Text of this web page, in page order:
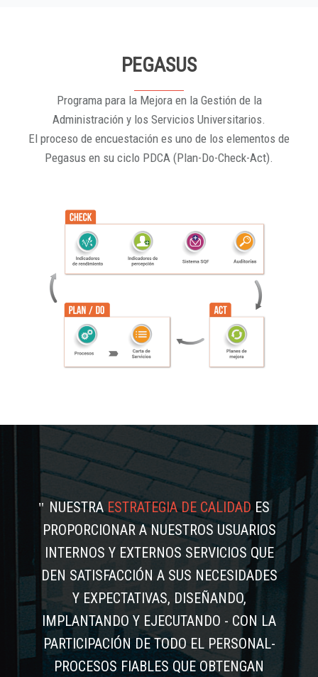
PEGASUS
Programa para la Mejora en la Gestión de la
Administración y los Servicios Universitarios.
El proceso de encuestación es uno de los elementos de
Pegasus en su ciclo PDCA (Plan-Do-Check-Act).
NUESTRAESTRATEGIA DE CALIDADES
PROPORCIONAR A NUESTROS USUARIOS
INTERNOS Y EXTERNOS SERVICIOS QUE
DEN SATISFACCIÓN A SUS NECESIDADES
Y EXPECTATIVAS, DISEÑANDO,
IMPLANTANDO Y EJECUTANDO - CON LA
PARTICIPACIÓN DE TODO EL PERSONAL-
PROCESOS FIABLES QUE OBTENGAN